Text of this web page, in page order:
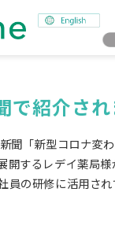
事業紹介
ニュース
サステナビリティ
で紹介さ
聞「新型コロナ変
開するレデイ薬局
員の研修に活用さ